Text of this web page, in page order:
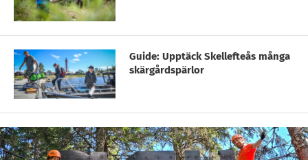
Guide: Upptäck Skellefteås många
skärgårdspärlor